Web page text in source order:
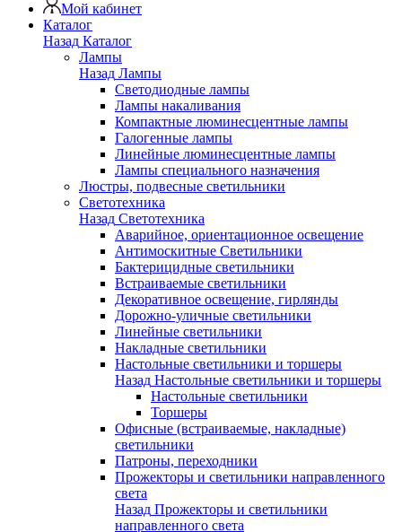
Мой кабинет
Каталог
Назад Каталог
Лампы
Назад Лампы
Светодиодные лампы
Лампы накаливания
Компактные люминесцентные лампы
Галогенные лампы
Линейные люминесцентные лампы
Лампы специального назначения
Люстры, подвесные светильники
Светотехника
Назад Светотехника
Аварийное, ориентационное освещение
Антимоскитные Светильники
Бактерицидные светильники
Встраиваемые светильники
Декоративное освещение, гирлянды
Дорожно-уличные светильники
Линейные светильники
Накладные светильники
Настольные светильники и торшеры
Назад Настольные светильники и торшеры
Настольные светильники
Торшеры
Офисные (встраиваемые, накладные)
светильники
Патроны, переходники
Прожекторы и светильники направленного
света
Назад Прожекторы и светильники
направленного света